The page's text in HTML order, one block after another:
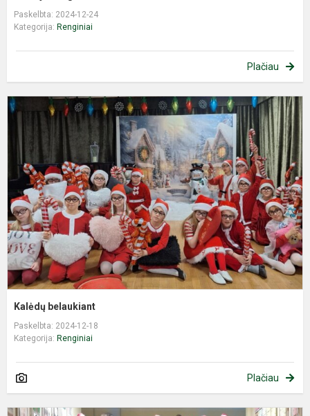
Paskelbta: 2024-12-24
Kategorija: Renginiai
Plačiau
Kalėdų belaukiant
Paskelbta: 2024-12-18
Kategorija: Renginiai
Plačiau